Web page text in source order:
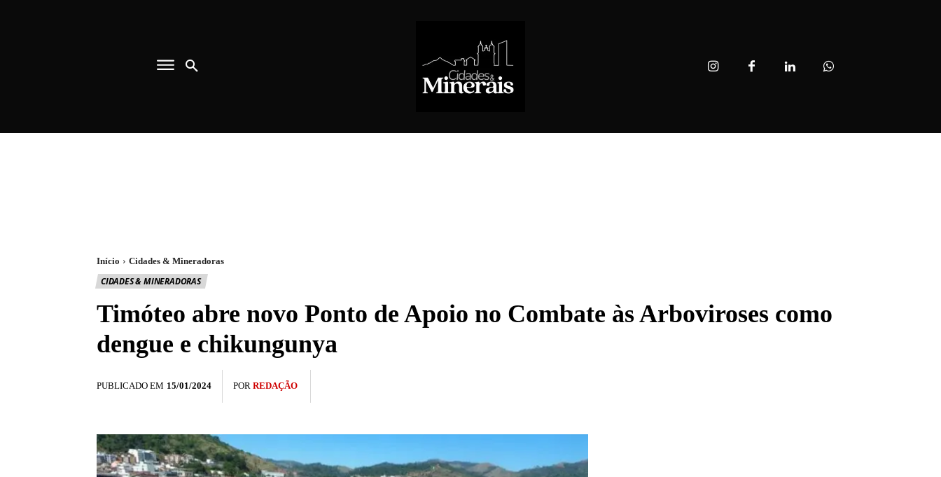
Início Cidades & Mineradoras
CIDADES & MINERADORAS
Timóteo abre novo Ponto de Apoio no Combate às Arboviroses como
dengue e chikungunya
PUBLICADO EM 15/01/2024 POR REDAÇÃO